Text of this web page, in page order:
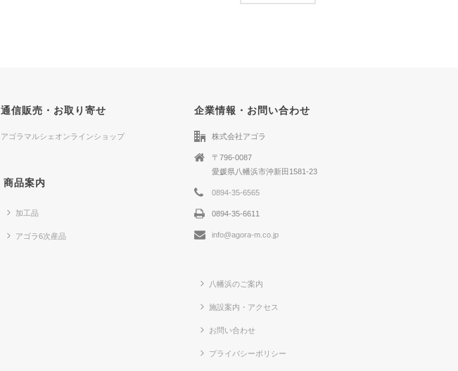
通信販売・お取り寄せ
アゴラマルシェオンラインショップ
商品案内
加工品
アゴラ6次産品
企業情報・お問い合わせ
株式会社アゴラ
〒796-0087
愛媛県八幡浜市沖新田1581-23
0894-35-6565
0894-35-6611
info@agora-m.co.jp
八幡浜のご案内
施設案内・アクセス
お問い合わせ
プライバシーポリシー